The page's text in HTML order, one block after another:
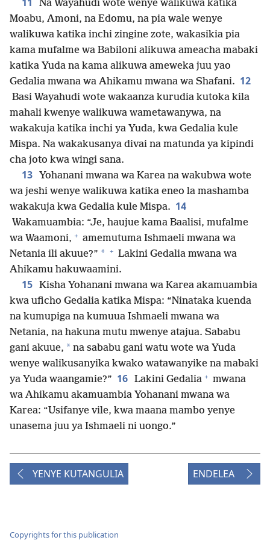
Na Wayahudi wote wenye walikuwa katika
Moabu, Amoni, na Edomu, na pia wale wenye
walikuwa katika inchi zingine zote, wakasikia pia
kama mufalme wa Babiloni alikuwa ameacha mabaki
katika Yuda na kama alikuwa ameweka juu yao
Gedalia mwana wa Ahikamu mwana wa Shafani. 12
Basi Wayahudi wote wakaanza kurudia kutoka kila
mahali kwenye walikuwa wametawanywa, na
wakakuja katika inchi ya Yuda, kwa Gedalia kule
Mispa. Na wakakusanya divai na matunda ya kipindi
cha joto kwa wingi sana.
13
Yohanani mwana wa Karea na wakubwa wote
wa jeshi wenye walikuwa katika eneo la mashamba
wakakuja kwa Gedalia kule Mispa. 14
Wakamuambia: “Je, haujue kama Baalisi, mufalme
wa Waamoni, + amemutuma Ishmaeli mwana wa
Netania ili akuue?” * + Lakini Gedalia mwana wa
Ahikamu hakuwaamini.
15 Kisha Yohanani mwana wa Karea akamuambia
kwa uficho Gedalia katika Mispa: “Ninataka kuenda
na kumupiga na kumuua Ishmaeli mwana wa
Netania, na hakuna mutu mwenye atajua. Sababu
gani akuue, * na sababu gani watu wote wa Yuda
wenye walikusanyika kwako watawanyike na mabaki
ya Yuda waangamie?” 16 Lakini Gedalia + mwana
wa Ahikamu akamuambia Yohanani mwana wa
Karea: “Usifanye vile, kwa maana mambo yenye
unasema juu ya Ishmaeli ni uongo.”
YENYE KUTANGULIA ENDELEA
Copyrights for this publication